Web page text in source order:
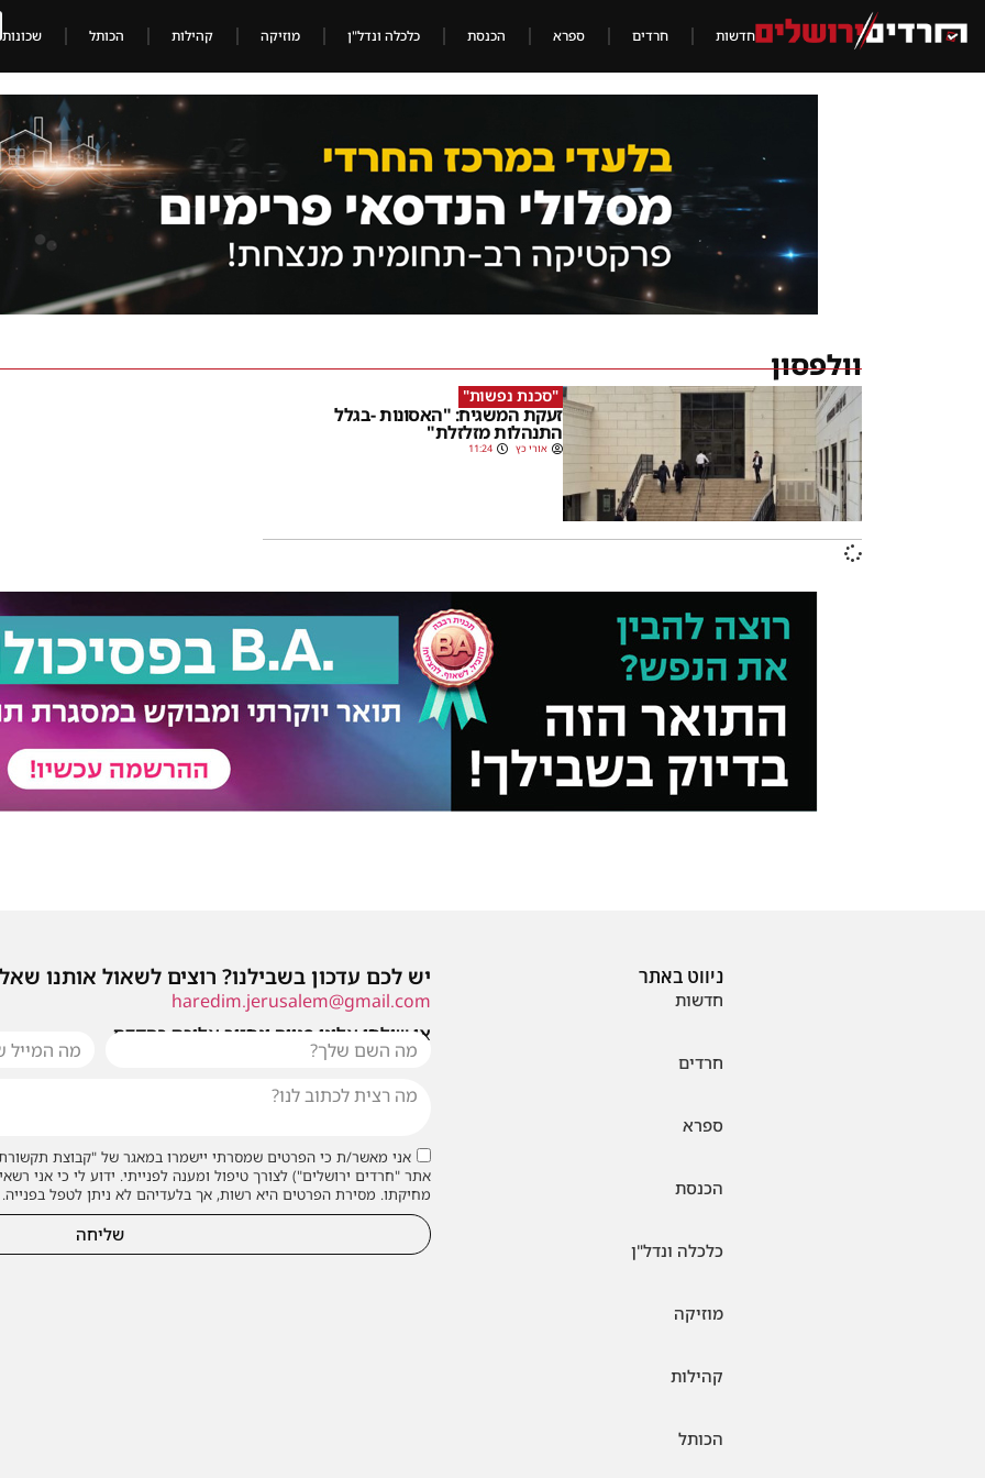
חדשות חרדים ספרא הכנסת כלכלה ונדל"ן מוזיקה קהילות הכותל שכונות
וולפסון
"סכנת נפשות"
זעקת המשגיח: "האסונות -בגלל
התנהלות מזלזלת"
אורי כץ 11:24
ניווט באתר
חדשות
חרדים
ספרא
הכנסת
כלכלה ונדל"ן
מוזיקה
קהילות
הכותל
יש לכם עדכון בשבילנו? רוצים לשאול אותנו
haredim.jerusalem@gmail.com
או שילחו אלינו פנייה ונחזור אליכם בהקדם
אני מאשר/ת כי הפרטים שמסרתי יישמרו במאגר של "קבוצת
אתר "חרדים ירושלים") לצורך טיפול ומענה לפנייתי. ידוע לי כי אני
מחיקתו. מסירת הפרטים היא רשות, אך בלעדיהם לא ניתן לטפל
שליחה